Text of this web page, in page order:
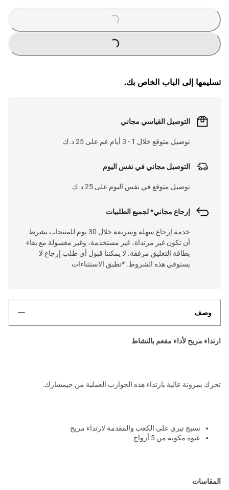
LOADING
...
LOADING
...
تسليمها إلى الباب الخاص بك.
التوصيل القياسي مجاني
توصيل متوقع خلال 1 - 3 أيام عم على 25 د.ك
التوصيل مجاني في نفس اليوم
توصيل متوقع في نفس اليوم على 25 د.ك
إرجاع مجاني* لجميع الطلبيات
خدمة إرجاع سهلة وسريعة خلال 30 يوم للمنتجات بشرط
أن تكون غير مرتداة، غير مستخدمة، وغير مغسولة مع بقاء
بطاقة التعليق مرفقة. لا يمكننا قبول أي طلب إرجاع لا
يستوفي هذه الشروط. *تطبق الاستثناءات
وصف
ارتداء مريح لأداء مفعم بالنشاط
تحرك بمرونة عالية بارتداء هذه الجوارب العملية من جيمشارك.
نسيج تيري على الكعب والمقدمة لارتداء مريح
عبوة مكونة من 5 أزواج
المقاسات